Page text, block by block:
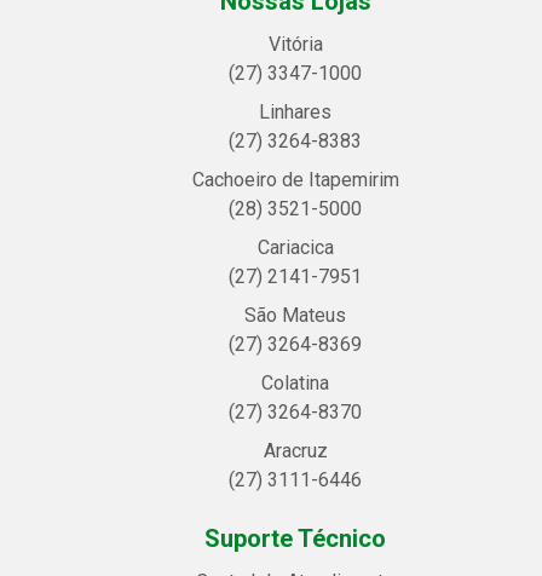
Vitória
(27) 3347-1000
Linhares
(27) 3264-8383
Cachoeiro de Itapemirim
(28) 3521-5000
Cariacica
(27) 2141-7951
São Mateus
(27) 3264-8369
Colatina
(27) 3264-8370
Aracruz
(27) 3111-6446
Suporte Técnico